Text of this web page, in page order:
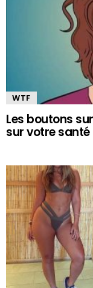
WTF
Les boutons
sur votre santé